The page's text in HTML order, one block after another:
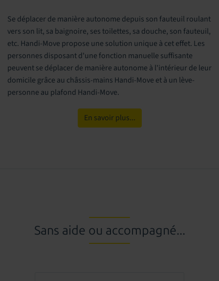
Se déplacer de manière autonome depuis son fauteuil roulant
vers son lit, sa baignoire, ses toilettes, sa douche, son fauteuil,
etc. Handi-Move propose une solution unique à cet effet. Les
personnes disposant d'une fonction manuelle suffisante
peuvent se déplacer de manière autonome à l'intérieur de leur
domicile grâce au châssis-mains Handi-Move et à un lève-
personne au plafond Handi-Move.
En savoir plus...
Sans aide ou accompagné...